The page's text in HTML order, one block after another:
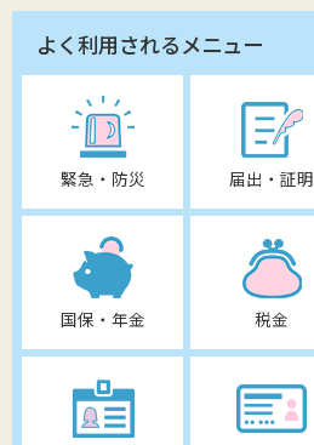
よく利用されるメニュー
緊急・防災 届出・証明
国保・年金 税金